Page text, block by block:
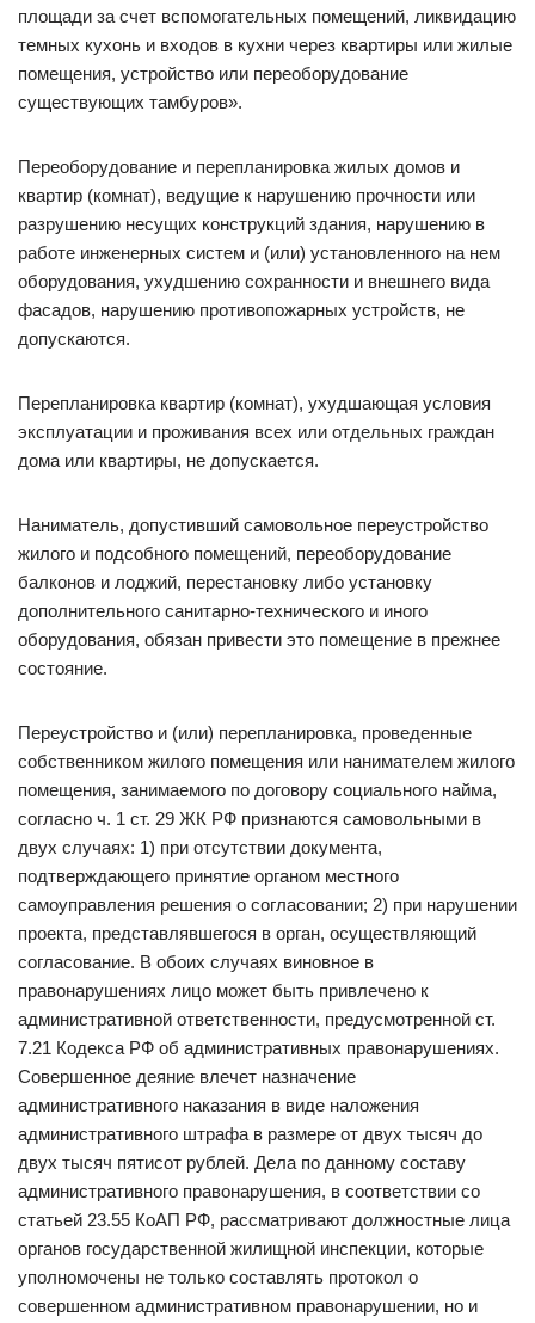
площади за счет вспомогательных помещений, ликвидацию
темных кухонь и входов в кухни через квартиры или жилые
помещения, устройство или переоборудование
существующих тамбуров».
Переоборудование и перепланировка жилых домов и
квартир (комнат), ведущие к нарушению прочности или
разрушению несущих конструкций здания, нарушению в
работе инженерных систем и (или) установленного на нем
оборудования, ухудшению сохранности и внешнего вида
фасадов, нарушению противопожарных устройств, не
допускаются.
Перепланировка квартир (комнат), ухудшающая условия
эксплуатации и проживания всех или отдельных граждан
дома или квартиры, не допускается.
Наниматель, допустивший самовольное переустройство
жилого и подсобного помещений, переоборудование
балконов и лоджий, перестановку либо установку
дополнительного санитарно-технического и иного
оборудования, обязан привести это помещение в прежнее
состояние.
Переустройство и (или) перепланировка, проведенные
собственником жилого помещения или нанимателем жилого
помещения, занимаемого по договору социального найма,
согласно ч. 1 ст. 29 ЖК РФ признаются самовольными в
двух случаях: 1) при отсутствии документа,
подтверждающего принятие органом местного
самоуправления решения о согласовании; 2) при нарушении
проекта, представлявшегося в орган, осуществляющий
согласование. В обоих случаях виновное в
правонарушениях лицо может быть привлечено к
административной ответственности, предусмотренной ст.
7.21 Кодекса РФ об административных правонарушениях.
Совершенное деяние влечет назначение
административного наказания в виде наложения
административного штрафа в размере от двух тысяч до
двух тысяч пятисот рублей. Дела по данному составу
административного правонарушения, в соответствии со
статьей 23.55 КоАП РФ, рассматривают должностные лица
органов государственной жилищной инспекции, которые
уполномочены не только составлять протокол о
совершенном административном правонарушении, но и